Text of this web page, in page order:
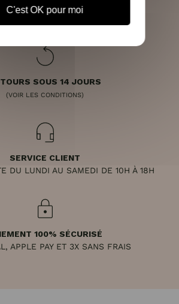
LIVRAISON RAPIDE
OFFERTE DÈS 70€
SOUS 14 JOURS
(VOIR LES CONDITIONS)
SERVICE CLIENT
DU LUNDI AU SAMEDI DE 10H À 18H
100% SÉCURISÉ
APPLE PAY ET 3X SANS FRAIS
C'est OK pour moi